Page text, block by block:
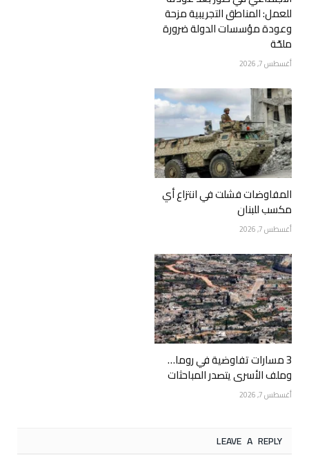
للعمل: المناطق التجريبية مزحة
وعودة مؤسسات الدولة ضرورة
ملحّة
أغسطس 7, 2026
المفاوضات فشلت في انتزاع أي
مكسب للبنان
أغسطس 7, 2026
3 مسارات تفاوضية في روما…
وملف الأسرى يتصدر المباحثات
أغسطس 7, 2026
LEAVE A REPLY